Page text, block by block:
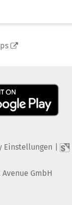
Einstellungen
Avenue GmbH